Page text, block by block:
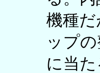
機種
ップ
に当